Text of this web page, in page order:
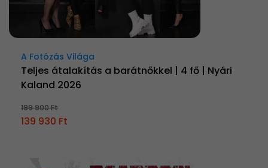
A Fotózás Világa
Teljes átalakítás a barátnőkkel | 4 fő | Nyári
Kaland 2026
199 900 Ft
139 930 Ft